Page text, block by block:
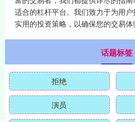
适合的杠杆平台。我们致力于为用
实用的投资策略，以确保您的交易体
话题标签
拒绝
演员